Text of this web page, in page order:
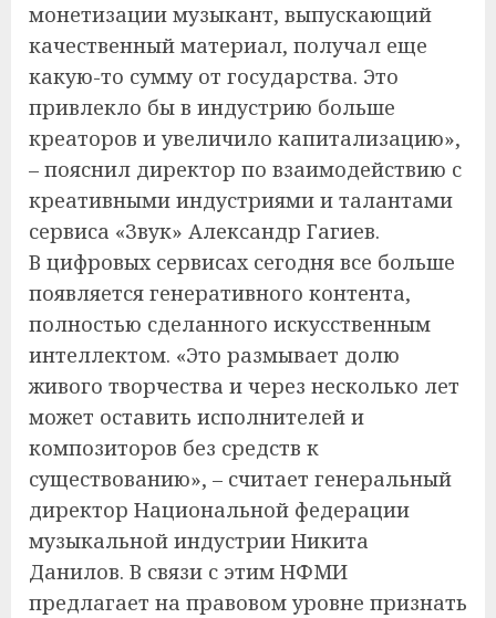
монетизации музыкант, выпускающий
качественный материал, получал еще
какую-то сумму от государства. Это
привлекло бы в индустрию больше
креаторов и увеличило капитализацию»,
– пояснил директор по взаимодействию с
креативными индустриями и талантами
сервиса «Звук» Александр Гагиев.
В цифровых сервисах сегодня все больше
появляется генеративного контента,
полностью сделанного искусственным
интеллектом. «Это размывает долю
живого творчества и через несколько лет
может оставить исполнителей и
композиторов без средств к
существованию», – считает генеральный
директор Национальной федерации
музыкальной индустрии Никита
Данилов. В связи с этим НФМИ
предлагает на правовом уровне признать